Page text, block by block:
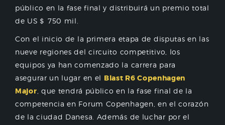
público en la fase final y distribuirá un premio total
de US＄ 750 mil.
Con el inicio de la primera etapa de disputas en las
nueve regiones del circuito competitivo, los
equipos ya han comenzado la carrera para
asegurar un lugar en el Blast R6 Copenhagen
Major , que tendrá público en la fase final de la
competencia en Forum Copenhagen, en el corazón
de la ciudad Danesa. Además de luchar por el